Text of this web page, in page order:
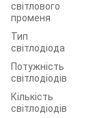
світлового
променя
Тип
світлодіода
Потужність
світлодіодів
Кількість
світлодіодів